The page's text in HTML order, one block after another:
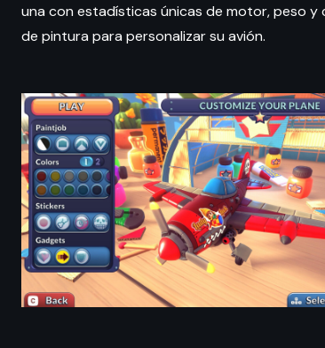
una con estadísticas únicas de motor, peso
de pintura para personalizar su avión.